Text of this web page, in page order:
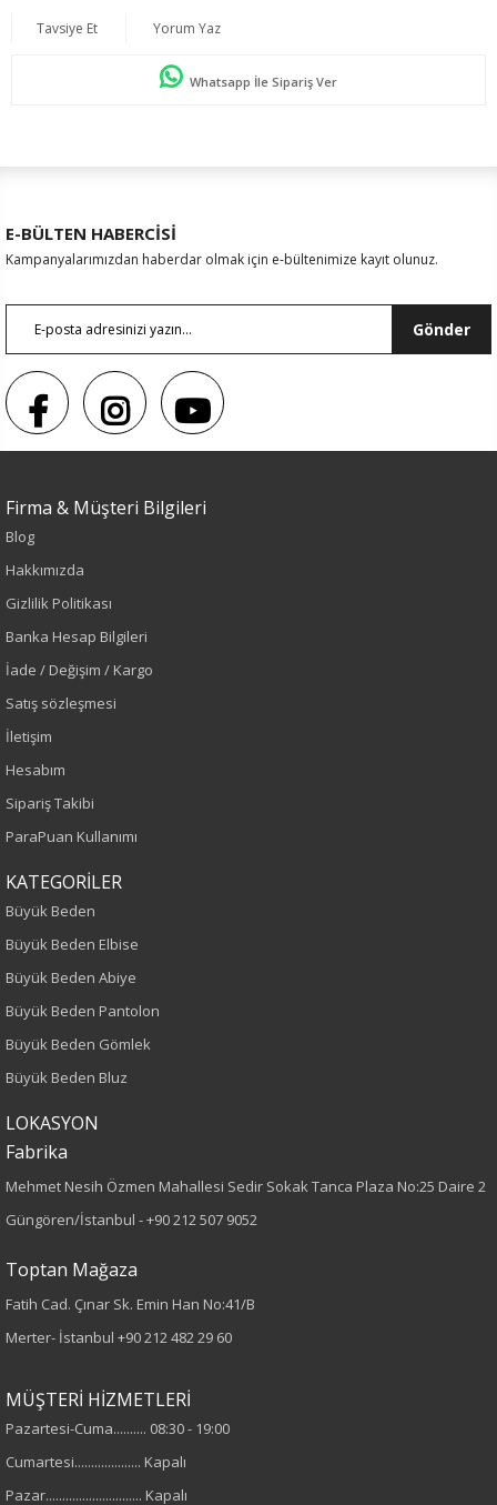
Sezon : KIŞLIK
Vizon
Sonbahar-Kış
Yaş Grubu
Yetişkin
Büyük Beden
75
Kumaş Tipi
Örme
Desen
Düz
Kumaş
%95 Polyester
%5 Elastan
Yaka Tipi
Tavsiye Et Yorum Yaz
Whatsapp İle Sipariş Ver
E-BÜLTEN HABERCİSİ
Kampanyalarımızdan haberdar olmak için e-bültenimize kayıt olunuz.
Gönder
Firma & Müşteri Bilgileri
Blog
Hakkımızda
Gizlilik Politikası
Banka Hesap Bilgileri
İade / Değişim / Kargo
Satış sözleşmesi
İletişim
Hesabım
Sipariş Takibi
ParaPuan Kullanımı
KATEGORİLER
Büyük Beden
Büyük Beden Elbise
Büyük Beden Abiye
Büyük Beden Pantolon
Büyük Beden Gömlek
Büyük Beden Bluz
LOKASYON
Fabrika
Mehmet Nesih Özmen Mahallesi Sedir Sokak Tanca Plaza No:25 Daire 2
Güngören/İstanbul -+90 212 507 9052
Toptan Mağaza
Fatih Cad. Çınar Sk. Emin Han No:41/B
Merter- İstanbul +90 212 482 29 60
MÜŞTERİ HİZMETLERİ
Pazartesi-Cuma.......... 08:30 - 19:00
Cumartesi.................... Kapalı
Pazar............................. Kapalı